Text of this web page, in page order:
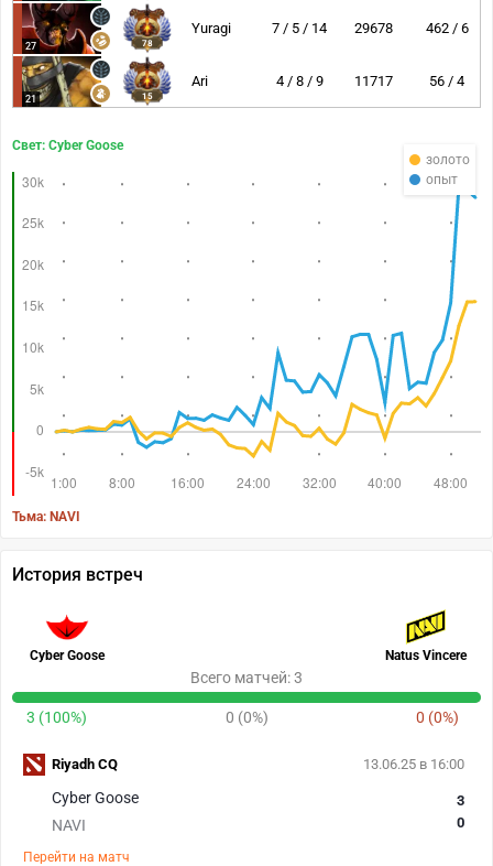
27 78
Yuragi 7 / 5 / 14 29678 462 / 6
21 15
Ari 4 / 8 / 9 11717 56 / 4
золото
опыт
Свет: Cyber Goose
Тьма: NAVI
История встреч
Cyber Goose Natus Vincere
Всего матчей: 3
3 (100%) 0 (0%) 0 (0%)
13.06.25 в 16:00
Cyber Goose
NAVI
3
0
Перейти на матч
Riyadh CQ